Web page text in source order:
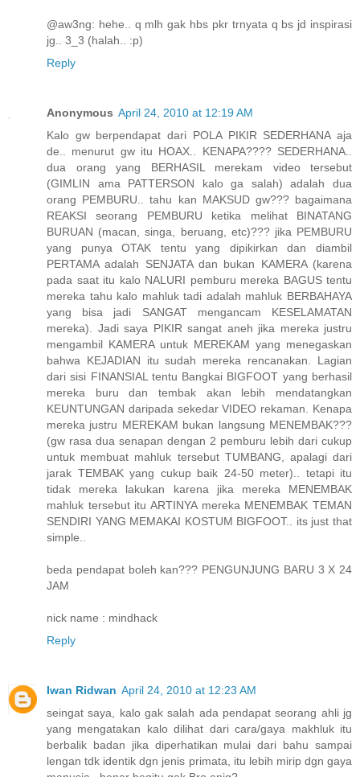
@aw3ng: hehe.. q mlh gak hbs pkr trnyata q bs jd inspirasi
jg.. 3_3 (halah.. :p)
Reply
Anonymous April 24, 2010 at 12:19 AM
Kalo gw berpendapat dari POLA PIKIR SEDERHANA aja
de.. menurut gw itu HOAX.. KENAPA???? SEDERHANA..
dua orang yang BERHASIL merekam video tersebut
(GIMLIN ama PATTERSON kalo ga salah) adalah dua
orang PEMBURU.. tahu kan MAKSUD gw??? bagaimana
REAKSI seorang PEMBURU ketika melihat BINATANG
BURUAN (macan, singa, beruang, etc)??? jika PEMBURU
yang punya OTAK tentu yang dipikirkan dan diambil
PERTAMA adalah SENJATA dan bukan KAMERA (karena
pada saat itu kalo NALURI pemburu mereka BAGUS tentu
mereka tahu kalo mahluk tadi adalah mahluk BERBAHAYA
yang bisa jadi SANGAT mengancam KESELAMATAN
mereka). Jadi saya PIKIR sangat aneh jika mereka justru
mengambil KAMERA untuk MEREKAM yang menegaskan
bahwa KEJADIAN itu sudah mereka rencanakan. Lagian
dari sisi FINANSIAL tentu Bangkai BIGFOOT yang berhasil
mereka buru dan tembak akan lebih mendatangkan
KEUNTUNGAN daripada sekedar VIDEO rekaman. Kenapa
mereka justru MEREKAM bukan langsung MENEMBAK???
(gw rasa dua senapan dengan 2 pemburu lebih dari cukup
untuk membuat mahluk tersebut TUMBANG, apalagi dari
jarak TEMBAK yang cukup baik 24-50 meter).. tetapi itu
tidak mereka lakukan karena jika mereka MENEMBAK
mahluk tersebut itu ARTINYA mereka MENEMBAK TEMAN
SENDIRI YANG MEMAKAI KOSTUM BIGFOOT.. its just that
simple..
beda pendapat boleh kan??? PENGUNJUNG BARU 3 X 24
JAM
nick name : mindhack
Reply
Iwan Ridwan April 24, 2010 at 12:23 AM
seingat saya, kalo gak salah ada pendapat seorang ahli jg
yang mengatakan kalo dilihat dari cara/gaya makhluk itu
berbalik badan jika diperhatikan mulai dari bahu sampai
lengan tdk identik dgn jenis primata, itu lebih mirip dgn gaya